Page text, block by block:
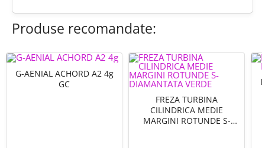
Produse recomandate:
G-AENIAL ACHORD A2 4g
GC
FREZA TURBINA
CILINDRICA MEDIE
MARGINI ROTUNDE S-